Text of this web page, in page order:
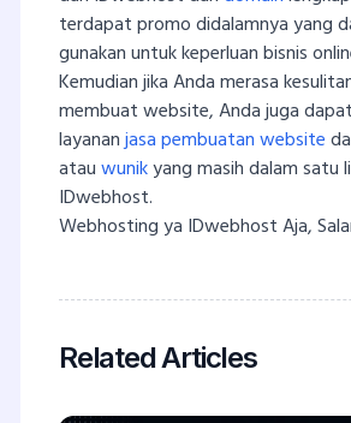
terdapat promo didalamnya yang
gunakan untuk keperluan bisnis
Kemudian jika Anda merasa
membuat website, Anda juga
layananjasa pembuatan website
atauwunikyang masih dalam satu
IDwebhost.
Webhosting ya IDwebhost Aja,
Related Articles